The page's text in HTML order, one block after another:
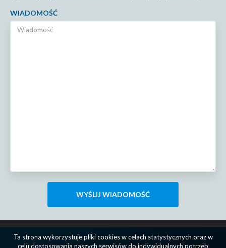
WIADOMOŚĆ
Ta strona wykorzystuje pliki cookies w celach statystycznych oraz w
celu dostosowania naszych serwisów do indywidualnych potrzeb